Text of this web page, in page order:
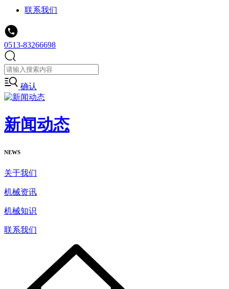
联系我们
0513-83266698
确认
新闻动态
NEWS
关于我们
机械资讯
机械知识
联系我们